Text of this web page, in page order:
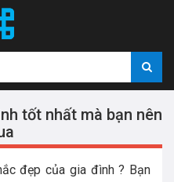
tốt nhất mà bạn nên
đẹp của gia đình ? Bạn